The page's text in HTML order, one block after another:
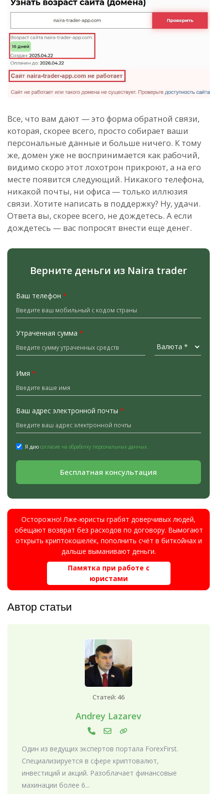
Все, что вам дают — это форма обратной связи,
которая, скорее всего, просто собирает ваши
персональные данные и больше ничего. К тому
же, домен уже не воспринимается как рабочий,
видимо скоро этот лохотрон прикроют, а на его
месте появится следующий. Никакого телефона,
никакой почты, ни офиса — только иллюзия
связи. Хотите написать в поддержку? Ну, удачи.
Ответа вы, скорее всего, не дождетесь. А если
дождетесь — вас попросят внести еще денег.
Верните деньги из Naira trader
Ваш телефон *
Утраченная сумма *
Имя *
Ваш адрес электронной почты *
Я даю согласие на обработку персональных данных.
Бесплатная консультация
Осторожно! Лже-юристы грабят доверчивых людей,
обещают возврат без расходов по договору. Вымогают
открыть криптокошелёк, пополнить счёт в биткойнах и
дальше выманивают деньги.
Памятка при работе с
юристами
Автор статьи
Статей: 46
Andrey Lazarev
Один из ведущих экспертов портала ForexFirst.
Специализируется в сфере криптовалют,
инвестиций и акций. Разоблачает финансовые
махинации более 6...